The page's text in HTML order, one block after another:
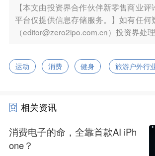
【本文由投资界合作伙伴新零售商业
平台仅提供信息存储服务。】如有任何
（editor@zero2ipo.com.cn）投资界处理
运动 消费 健身 旅游户外行
相关资讯
消费电子的命，全靠首款AI iPh
one？